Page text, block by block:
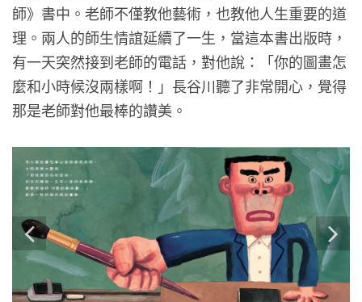
師》書中。老師不僅教他藝術，也教他人生重要的道
理。兩人的師生情誼延續了一生，當這本書出版時，
有一天突然接到老師的電話，對他說：「你的圖畫怎
麼和小時候沒兩樣啊！」長谷川聽了非常開心，覺得
那是老師對他最棒的讚美。